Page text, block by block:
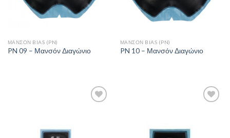
ΜΑΝΣΌΝ BIAS (PN)
PN 09 – Μανσόν Διαγώνιο
ΜΑΝΣΌΝ BIAS (PN)
PN 10 – Μανσόν Διαγώνιο